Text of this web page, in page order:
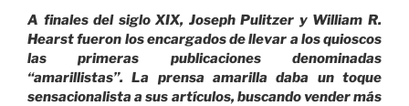
A finales del siglo XIX, Joseph Pulitzer y William R.
Hearst fueron los encargados de llevar a los quioscos
las primeras publicaciones denominadas
“amarillistas”. La prensa amarilla daba un toque
sensacionalista a sus artículos, buscando vender más